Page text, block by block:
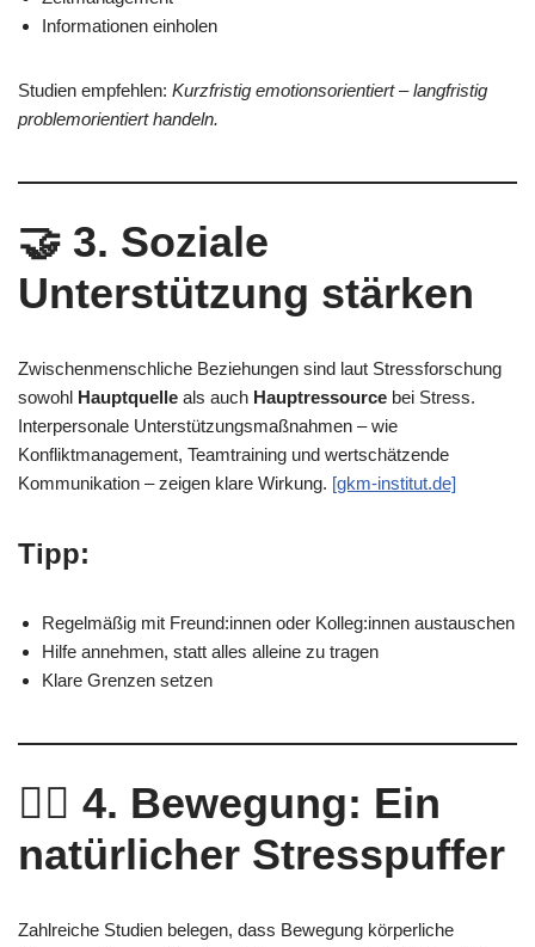
Informationen einholen
Studien empfehlen: Kurzfristig emotionsorientiert – langfristig
problemorientiert handeln.
🤝 3. Soziale
Unterstützung stärken
Zwischenmenschliche Beziehungen sind laut Stressforschung
sowohl Hauptquelle als auch Hauptressource bei Stress.
Interpersonale Unterstützungsmaßnahmen – wie
Konfliktmanagement, Teamtraining und wertschätzende
Kommunikation – zeigen klare Wirkung. [gkm-institut.de]
Tipp:
Regelmäßig mit Freund:innen oder Kolleg:innen austauschen
Hilfe annehmen, statt alles alleine zu tragen
Klare Grenzen setzen
🏃‍♀️ 4. Bewegung: Ein
natürlicher Stresspuffer
Zahlreiche Studien belegen, dass Bewegung körperliche